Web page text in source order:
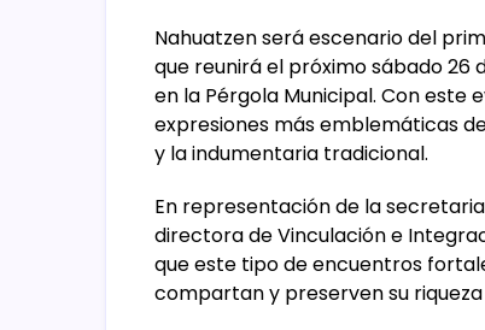
Nahuatzen será escenario del
que reunirá el próximo sábado 26
en la Pérgola Municipal. Con este
expresiones más emblemáticas
y la indumentaria tradicional.
En representación de la
directora de Vinculación e
que este tipo de encuentros
compartan y preserven su